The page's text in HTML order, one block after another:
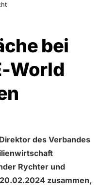
bei
World
des Verbandes
Rychter und
zusammen,